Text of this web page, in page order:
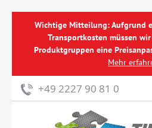
Wichtige Mitteilung: Aufgrund
Transportkosten müssen
Produktgruppen eine
Mehr
+49 2227 90 81 0